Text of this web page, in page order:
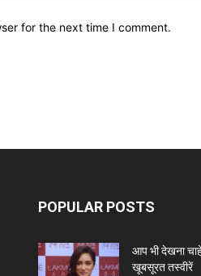
for the next time I comment.
POPULAR POSTS
आप भी देखना
खूबसूरत तस्वीरें